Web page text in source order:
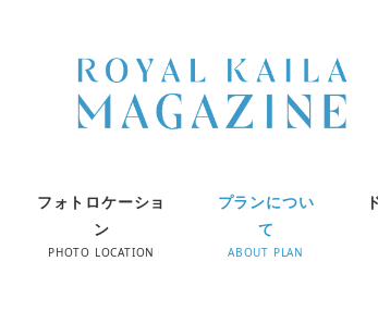
フォトロケーショ
ン
PHOTO LOCATION
プランについ
て
ABOUT PLAN